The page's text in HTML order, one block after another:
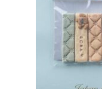
DECO造型麵包講師
證書課程 (DECO
BREAD INSTRUCTOR
COURSE)